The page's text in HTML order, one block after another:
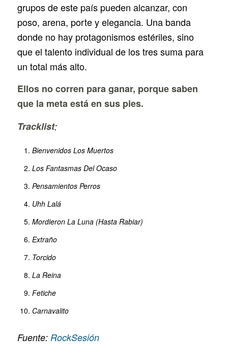
grupos de este país pueden alcanzar, con
poso, arena, porte y elegancia. Una banda
donde no hay protagonismos estériles, sino
que el talento individual de los tres suma para
un total más alto.
Ellos no corren para ganar, porque saben
que la meta está en sus pies.
Tracklist:
Bienvenidos Los Muertos
Los Fantasmas Del Ocaso
Pensamientos Perros
Uhh Lalá
Mordieron La Luna (Hasta Rabiar)
Extraño
Torcido
La Reina
Fetiche
Carnavalito
Fuente: RockSesión